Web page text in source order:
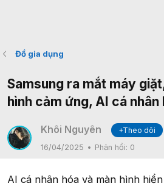
Đồ gia dụng
Samsung ra mắt máy
hình cảm ứng, AI cá
Khôi Nguyên
+Theo dõi
16/04/2025
Phản hồi: 0
AI cá nhân hóa và màn hình